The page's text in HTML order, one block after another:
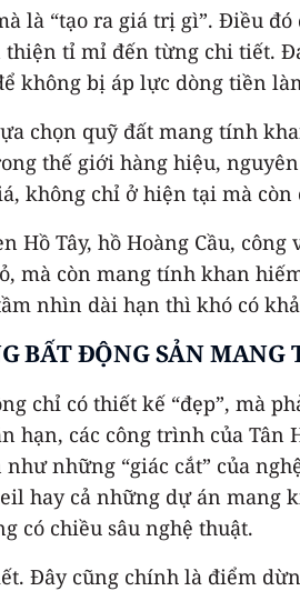
là “tạo ra giá trị gì”. Điều
tỉ mỉ đến từng chi tiết.
không bị áp lực dòng tiền
chọn quỹ đất mang tính
thế giới hàng hiệu,
không chỉ ở hiện tại mà
Tây, hồ Hoàng Cầu,
mà còn mang tính khan
nhìn dài hạn thì khó có
BẤT ĐỘNG SẢN MANG
chỉ có thiết kế “đẹp”, mà
hạn, các công trình của
những “giác cắt” của
hay cả những dự án mang
có chiều sâu nghệ thuật.
Đây cũng chính là điểm